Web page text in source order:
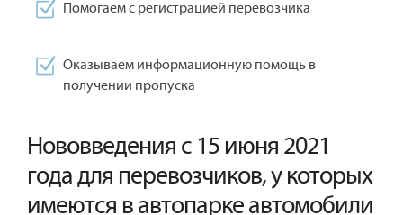
Помогаем с регистрацией перевозчика
Оказываем информационную помощь в
получении пропуска
Нововведения с 15 июня 2021
года для перевозчиков, у которых
имеются в автопарке автомобили